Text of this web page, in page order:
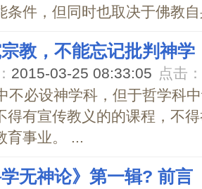
条件，但同时也取决于佛教
教，不能忘记批判神学
2015-03-25 08:33:05 点击：
不必设神学科，但于哲学科
得有宣传教义的的课程，不
育事业。 ...
学无神论》第一辑? 前言